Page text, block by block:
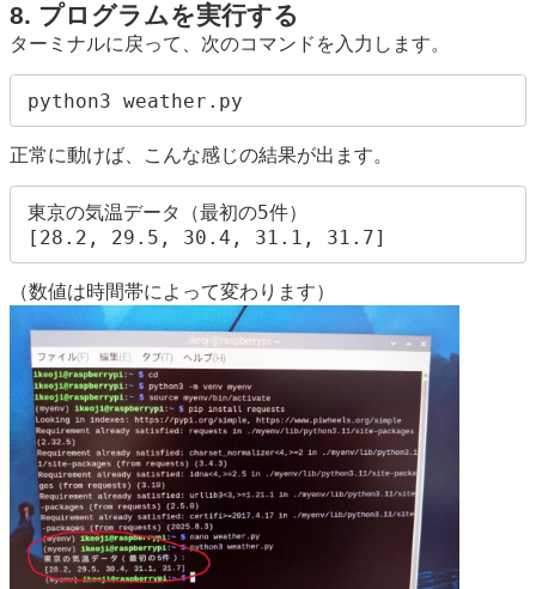
8. プログラムを実行する
ターミナルに戻って、次のコマンドを入力します。
正常に動けば、こんな感じの結果が出ます。
東京の気温データ（最初の5件）
[28.2, 29.5, 30.4, 31.1, 31.7]
（数値は時間帯によって変わります）